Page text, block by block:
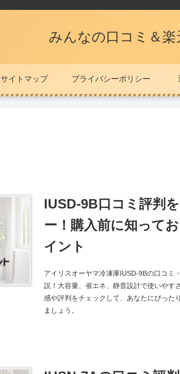
みんなの口コミ＆
サイトマップ プライバシーポリシー
IUSD-9B口コミ評判
ー！購入前に知って
イント
アイリスオーヤマ冷凍庫IUSD-9Bの口コミ
説！大容量、省エネ、静音設計で使いやす
感や評判をチェックして、あなたにぴった
ましょう。